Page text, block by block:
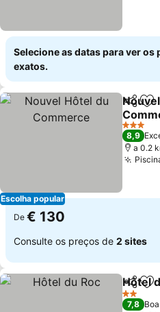
Selecione as datas para ver os
exatos.
Escolha popular
Partilhar
Ver
3 Estrelas
8,9
a 0.2
De € 130
Consulte os preços de 2 sites
Hôtel
2 Estrelas
7,8 Boa